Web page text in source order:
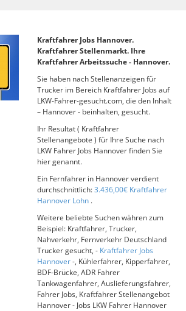
Kraftfahrer Jobs Hannover.
Kraftfahrer Stellenmarkt. Ihre
Kraftfahrer Arbeitssuche - Hannover.
Sie haben nach Stellenanzeigen für
Trucker im Bereich Kraftfahrer Jobs auf
LKW-Fahrer-gesucht.com, die den Inhalt
– Hannover - beinhalten, gesucht.
Ihr Resultat ( Kraftfahrer
Stellenangebote ) für Ihre Suche nach
LKW Fahrer Jobs Hannover finden Sie
hier genannt.
Ein Fernfahrer in Hannover verdient
durchschnittlich:3.436,00€ Kraftfahrer
Hannover Lohn .
Weitere beliebte Suchen währen zum
Beispiel: Kraftfahrer, Trucker,
Nahverkehr, Fernverkehr Deutschland
Trucker gesucht, - Kraftfahrer Jobs
Hannover-, Kühlerfahrer, Kipperfahrer,
BDF-Brücke, ADR Fahrer
Tankwagenfahrer, Auslieferungsfahrer,
Fahrer Jobs, Kraftfahrer Stellenangebot
Hannover - Jobs LKW Fahrer Hannover